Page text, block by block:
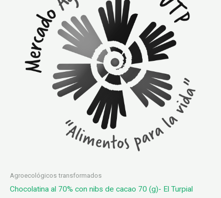
Agroecológicos transformados
Chocolatina al 70% con nibs de cacao 70 (g)- El Turpial